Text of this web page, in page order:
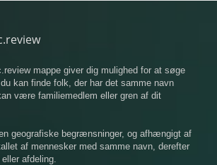
mappe giver dig mulighed for at søge
kan finde folk, der har det samme navn
være familiemedlem eller gren af ​​dit
geografiske begrænsninger, og afhængigt af
af mennesker med samme navn, derefter
afdeling.